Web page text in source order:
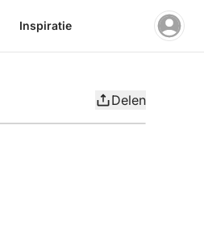
Inspiratie
Delen